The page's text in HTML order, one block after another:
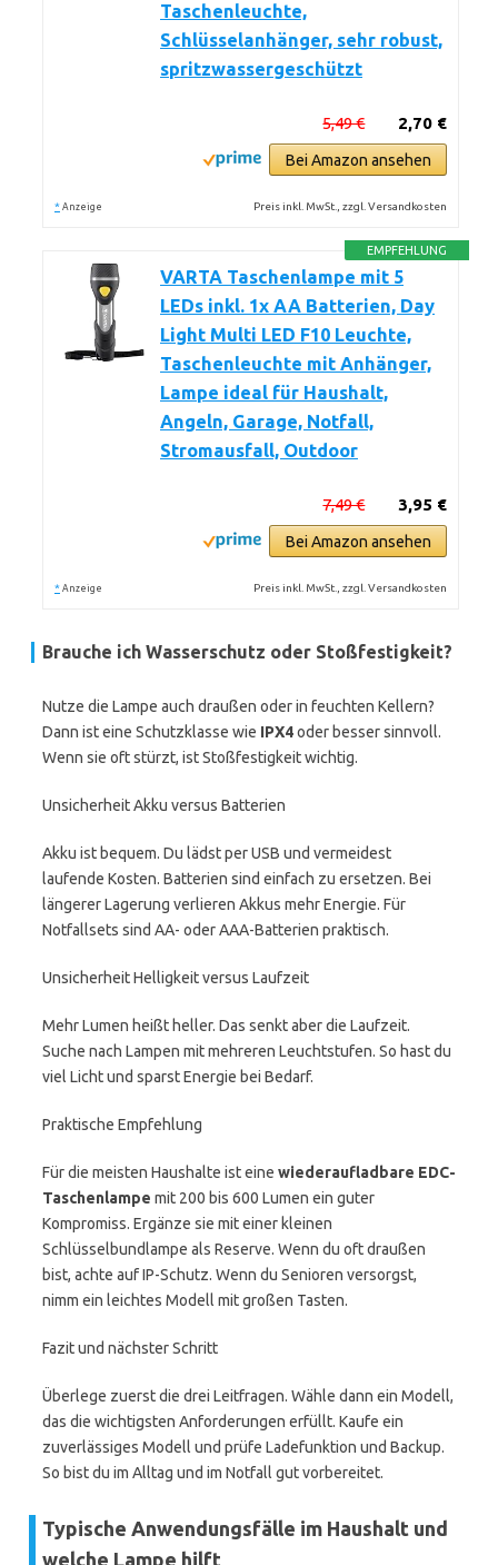
Taschenleuchte,
Schlüsselanhänger, sehr robust,
spritzwassergeschützt
2,70 €
5,49 €
Bei Amazon ansehen
* Anzeige Preis inkl. MwSt., zzgl. Versandkosten
EMPFEHLUNG
VARTA Taschenlampe mit 5
LEDs inkl. 1x AA Batterien, Day
Light Multi LED F10 Leuchte,
Taschenleuchte mit Anhänger,
Lampe ideal für Haushalt,
Angeln, Garage, Notfall,
Stromausfall, Outdoor
3,95 €
7,49 €
Bei Amazon ansehen
* Anzeige Preis inkl. MwSt., zzgl. Versandkosten
Brauche ich Wasserschutz oder Stoßfestigkeit?
Nutze die Lampe auch draußen oder in feuchten Kellern?
Dann ist eine Schutzklasse wie IPX4oder besser sinnvoll.
Wenn sie oft stürzt, ist Stoßfestigkeit wichtig.
Unsicherheit Akku versus Batterien
Akku ist bequem. Du lädst per USB und vermeidest
laufende Kosten. Batterien sind einfach zu ersetzen. Bei
längerer Lagerung verlieren Akkus mehr Energie. Für
Notfallsets sind AA- oder AAA-Batterien praktisch.
Unsicherheit Helligkeit versus Laufzeit
Mehr Lumen heißt heller. Das senkt aber die Laufzeit.
Suche nach Lampen mit mehreren Leuchtstufen. So hast du
viel Licht und sparst Energie bei Bedarf.
Praktische Empfehlung
Für die meisten Haushalte ist eine wiederaufladbare EDC-
Taschenlampe mit 200 bis 600 Lumen ein guter
Kompromiss. Ergänze sie mit einer kleinen
Schlüsselbundlampe als Reserve. Wenn du oft draußen
bist, achte auf IP-Schutz. Wenn du Senioren versorgst,
nimm ein leichtes Modell mit großen Tasten.
Fazit und nächster Schritt
Überlege zuerst die drei Leitfragen. Wähle dann ein Modell,
das die wichtigsten Anforderungen erfüllt. Kaufe ein
zuverlässiges Modell und prüfe Ladefunktion und Backup.
So bist du im Alltag und im Notfall gut vorbereitet.
Typische Anwendungsfälle im Haushalt und
welche Lampe hilft